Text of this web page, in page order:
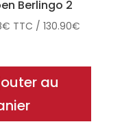
Berlingo 2
€ TTC /130.90€
au